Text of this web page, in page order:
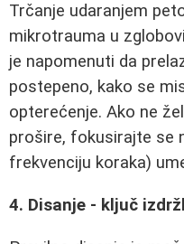
Trčanje udaranjem
mikrotrauma u
je napomenuti da
postepeno, kako se
opterećenje. Ako ne
prošire, fokusirajte se
frekvenciju koraka)
4. Disanje - ključ